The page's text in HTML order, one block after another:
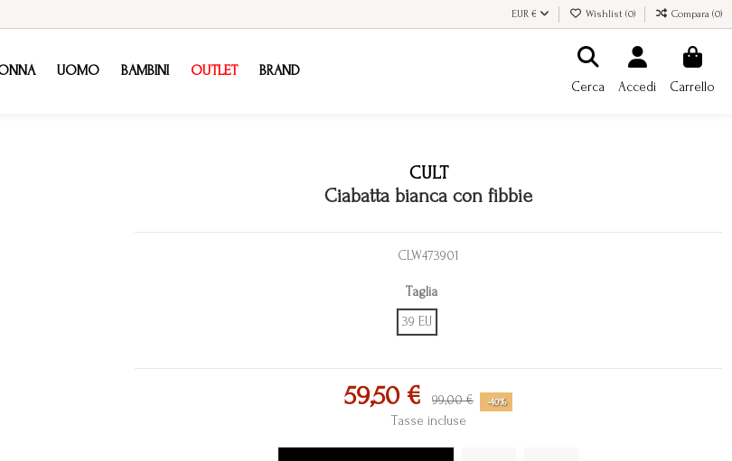
EUR € Wishlist (0) Compara (0)
UOMO BAMBINI OUTLET BRAND
Cerca Accedi Carrello
Ciabatta bianca con fibbie
CULT
CLW473901
Taglia
39 EU
59,50 € 99,00 € -40%
Tasse incluse